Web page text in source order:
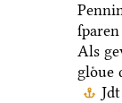
Als
gloͤue